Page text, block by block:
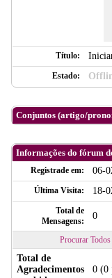
Título:
Estado:
Conjuntos (artigo/
Informações do fórum
Registrade em: 06-
Última Visita: 18-
Total de
Mensagens:
0
Procurar
Total de
Agradecimentos
0 (0